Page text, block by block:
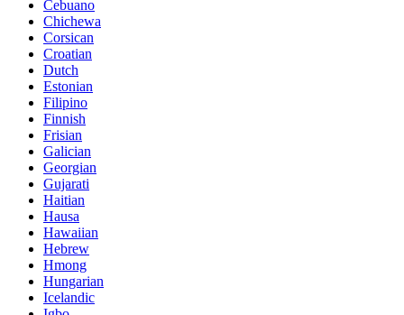
Cebuano
Chichewa
Corsican
Croatian
Dutch
Estonian
Filipino
Finnish
Frisian
Galician
Georgian
Gujarati
Haitian
Hausa
Hawaiian
Hebrew
Hmong
Hungarian
Icelandic